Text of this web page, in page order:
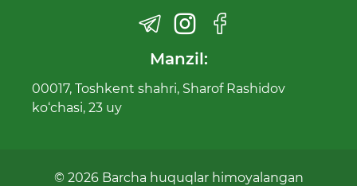
Manzil:
00017, Toshkent shahri, Sharof Rashidov
ko‘chasi, 23 uy
© 2026 Barcha huquqlar himoyalangan